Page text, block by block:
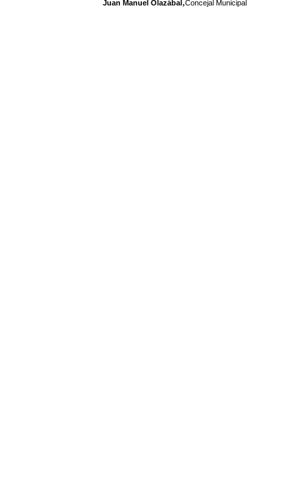
Juan Manuel Olazábal Concejal Municipal